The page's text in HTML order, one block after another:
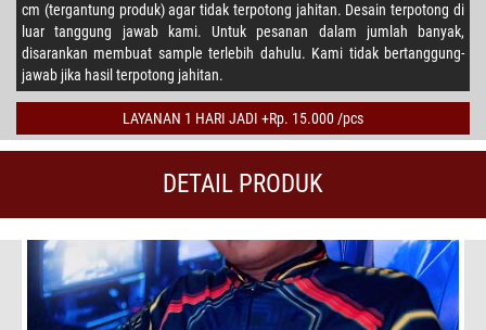
cm (tergantung produk) agar tidak terpotong jahitan. Desain terpotong di
luar tanggung jawab kami. Untuk pesanan dalam jumlah banyak,
disarankan membuat sample terlebih dahulu. Kami tidak bertanggung-
jawab jika hasil terpotong jahitan.
LAYANAN 1 HARI JADI +Rp. 15.000 /pcs
DETAIL PRODUK